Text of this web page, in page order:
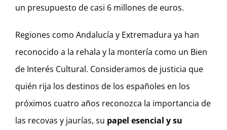
un presupuesto de casi 6 millones de euros.
Regiones como Andalucía y Extremadura ya han
reconocido a la rehala y la montería como un Bien
de Interés Cultural. Consideramos de justicia que
quién rija los destinos de los españoles en los
próximos cuatro años reconozca la importancia de
las recovas y jaurías, su papel esencial y su